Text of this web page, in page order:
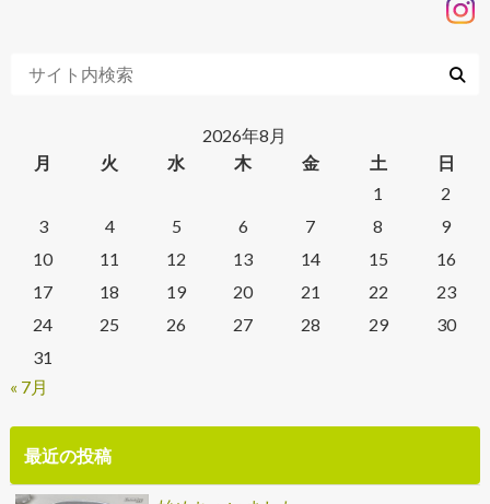
2026年8月
月
火 水 木 金 土
日
1
2
3
4 5 6 7 8
9
10
11 12 13 14 15
16
17
18 19 20 21 22
23
24
25 26 27 28 29
30
31
« 7月
最近の投稿